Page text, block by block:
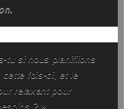
tu si nous planifiions
cette fois-ci, et le
relaxant pour
? »